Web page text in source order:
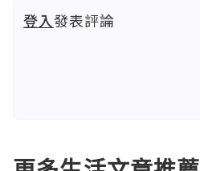
登入發表評論